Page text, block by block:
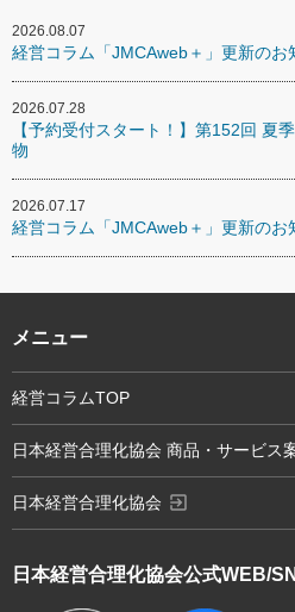
2026.08.07
経営コラム「JMCAweb＋」更新のお
2026.07.28
【予約受付スタート！】第152回 夏
物
2026.07.17
経営コラム「JMCAweb＋」更新のお
日本経営合理化協会公式WEB/
メニュー
経営コラムTOP
日本経営合理化協会 商品・サービス
日本経営合理化協会 exit_to_app